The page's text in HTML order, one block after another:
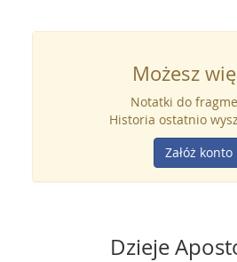
Możesz
Notatki do
Historia ostatnio
Załóż konto
Dzieje